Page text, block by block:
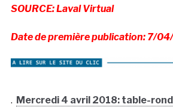
SOURCE: Laval Virtual
Date de première publication: 7/
. Mercredi 4 avril 2018: table-